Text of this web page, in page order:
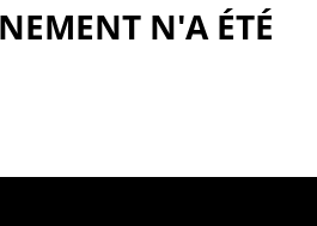
N'A ÉTÉ